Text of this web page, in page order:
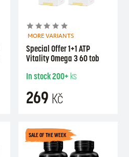
MORE VARIANTS
Special Offer 1+1 ATP
Vitality Omega 3 60 tob
In stock200+ ks
269 Kč
SALE OF THE WEEK